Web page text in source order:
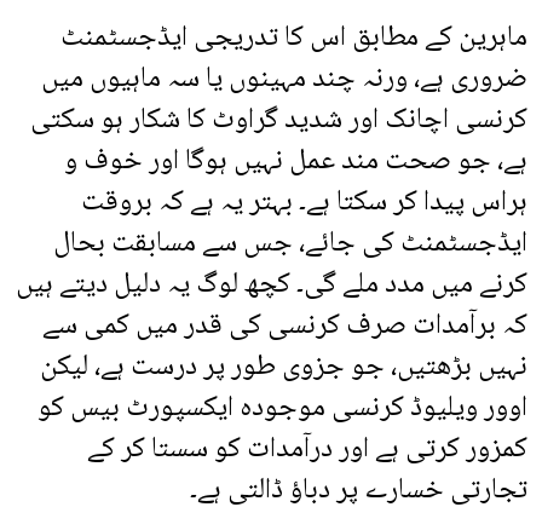
ماہرین کے مطابق اس کا تدریجی ایڈجسٹمنٹ
ضروری ہے، ورنہ چند مہینوں یا سہ ماہیوں میں
کرنسی اچانک اور شدید گراوٹ کا شکار ہو سکتی
ہے، جو صحت مند عمل نہیں ہوگا اور خوف و
ہراس پیدا کر سکتا ہے۔ بہتر یہ ہے کہ بروقت
ایڈجسٹمنٹ کی جائے، جس سے مسابقت بحال
کرنے میں مدد ملے گی۔ کچھ لوگ یہ دلیل دیتے ہیں
کہ برآمدات صرف کرنسی کی قدر میں کمی سے
نہیں بڑھتیں، جو جزوی طور پر درست ہے، لیکن
اوور ویلیوڈ کرنسی موجودہ ایکسپورٹ بیس کو
کمزور کرتی ہے اور درآمدات کو سستا کر کے
تجارتی خسارے پر دباؤ ڈالتی ہے۔